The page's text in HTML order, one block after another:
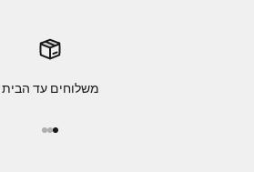
משלוחים עד הבית